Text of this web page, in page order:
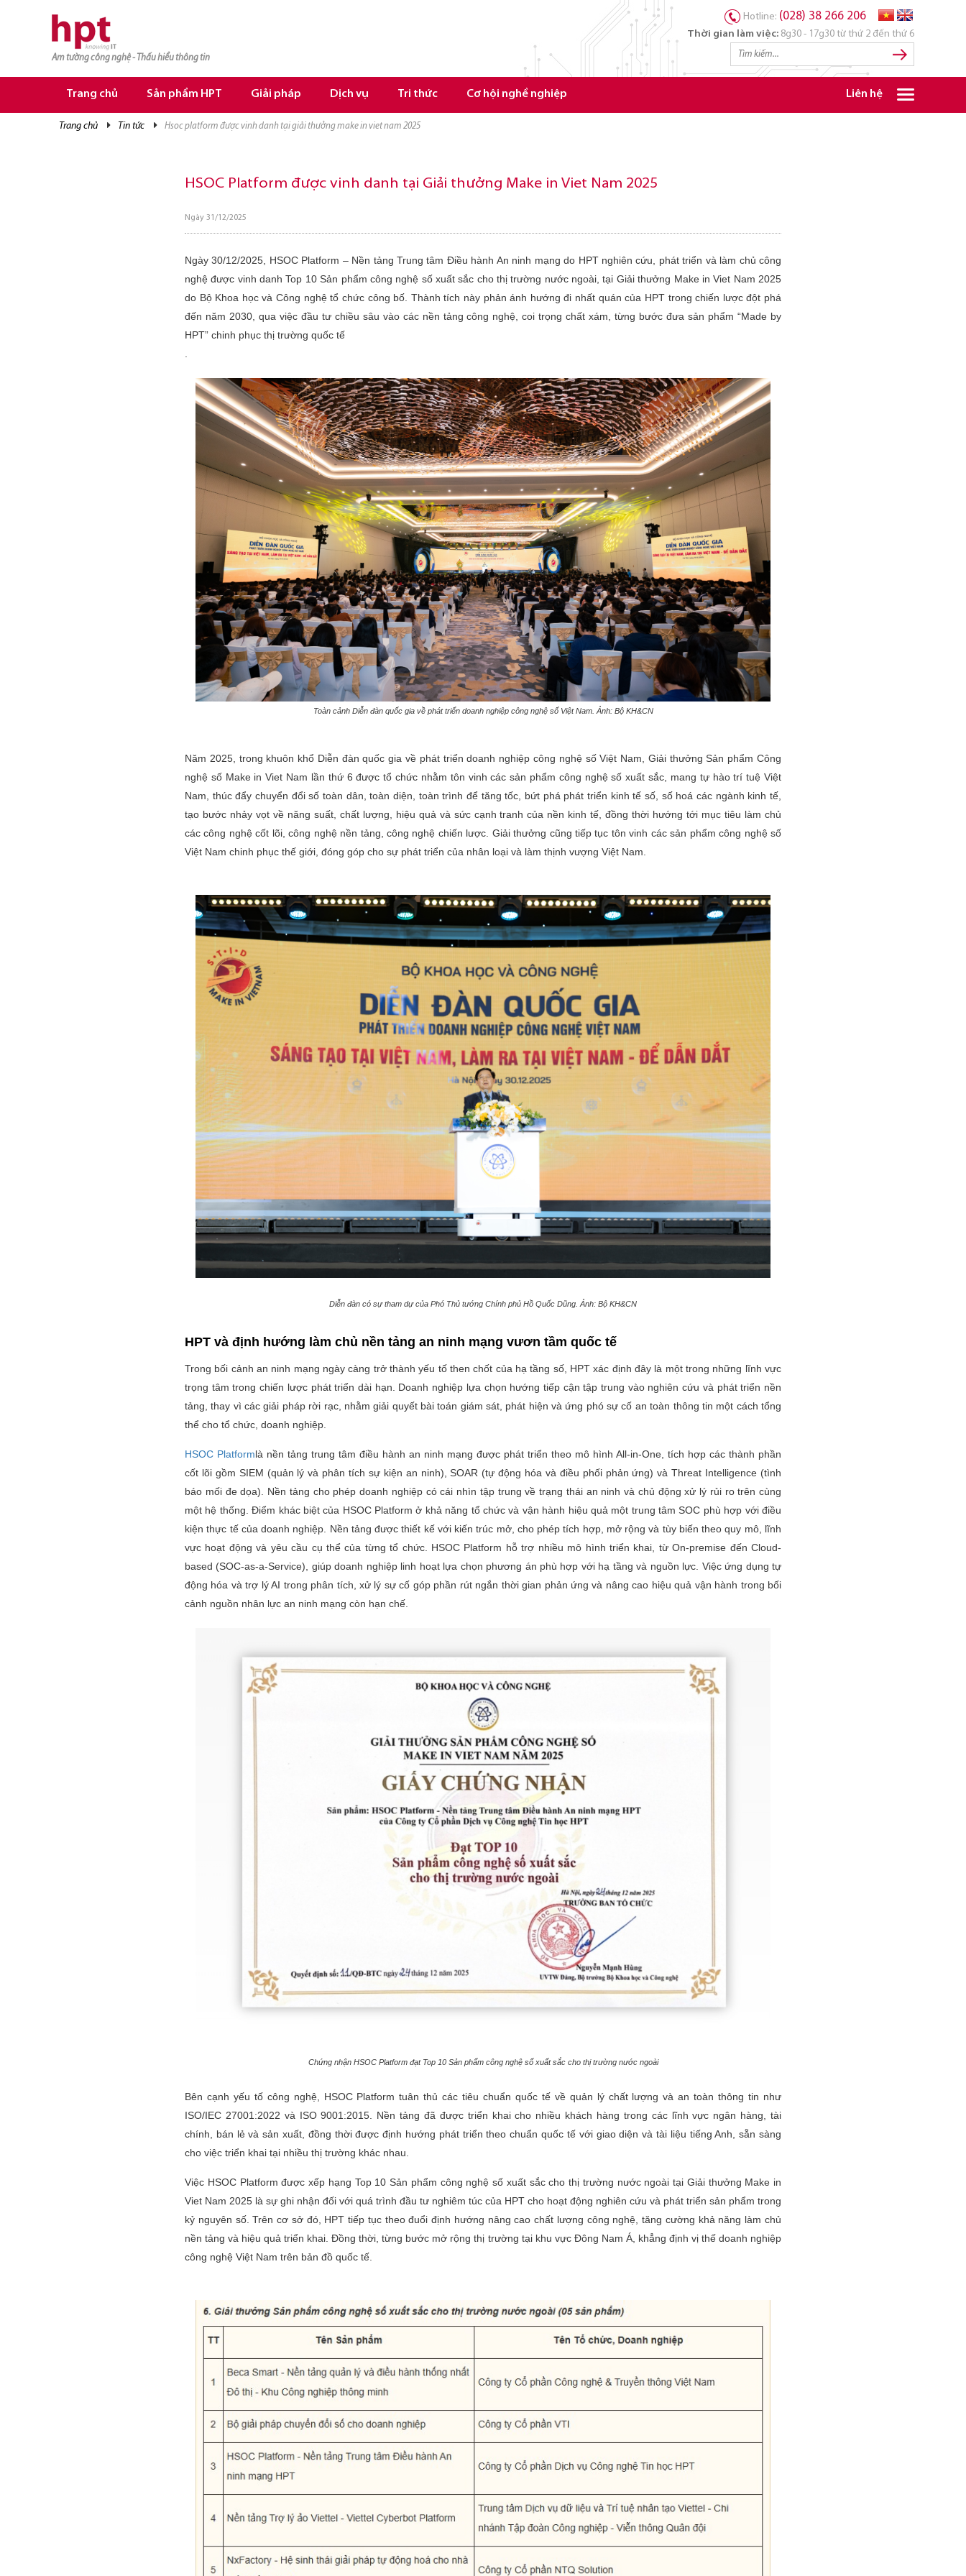
Am tường công nghệ - Thấu hiểu thông tin
Hotline: (028) 38 266 206
Thời gian làm việc: 8g30 - 17g30 từ thứ 2 đến thứ 6
Trang chủ Sản phẩm HPT Giải pháp Dịch vụ Tri thức Cơ hội nghề nghiệp Liên hệ
trang chủ tin tức hsoc platform được vinh danh tại giải thưởng make in viet nam 2025
HSOC Platform được vinh danh tại Giải thưởng Make in Viet Nam 2025
Ngày 31/12/2025
Ngày 30/12/2025, HSOC Platform – Nền tảng Trung tâm Điều hành An ninh mạng do HPT nghiên cứu, phát triển và làm chủ công
nghệ được vinh danh Top 10 Sản phẩm công nghệ số xuất sắc cho thị trường nước ngoài, tại Giải thưởng Make in Viet Nam 2025
do Bộ Khoa học và Công nghệ tổ chức công bố. Thành tích này phản ánh hướng đi nhất quán của HPT trong chiến lược đột phá
đến năm 2030, qua việc đầu tư chiều sâu vào các nền tảng công nghệ, coi trọng chất xám, từng bước đưa sản phẩm “Made by
HPT” chinh phục thị trường quốc tế
Toàn cảnh Diễn đàn quốc gia về phát triển doanh nghiệp công nghệ số Việt Nam. Ảnh: Bộ KH&CN
Năm 2025, trong khuôn khổ Diễn đàn quốc gia về phát triển doanh nghiệp công nghệ số Việt Nam, Giải thưởng Sản phẩm Công
nghệ số Make in Viet Nam lần thứ 6 được tổ chức nhằm tôn vinh các sản phẩm công nghệ số xuất sắc, mang tự hào trí tuệ Việt
Nam, thúc đẩy chuyển đổi số toàn dân, toàn diện, toàn trình để tăng tốc, bứt phá phát triển kinh tế số, số hoá các ngành kinh tế,
tạo bước nhảy vọt về năng suất, chất lượng, hiệu quả và sức cạnh tranh của nền kinh tế, đồng thời hướng tới mục tiêu làm chủ
các công nghệ cốt lõi, công nghệ nền tảng, công nghệ chiến lược. Giải thưởng cũng tiếp tục tôn vinh các sản phẩm công nghệ số
Việt Nam chinh phục thế giới, đóng góp cho sự phát triển của nhân loại và làm thịnh vượng Việt Nam.
Diễn đàn có sự tham dự của Phó Thủ tướng Chính phủ Hồ Quốc Dũng. Ảnh: Bộ KH&CN
HPT và định hướng làm chủ nền tảng an ninh mạng vươn tầm quốc tế
Trong bối cảnh an ninh mạng ngày càng trở thành yếu tố then chốt của hạ tầng số, HPT xác định đây là một trong những lĩnh vực
trọng tâm trong chiến lược phát triển dài hạn. Doanh nghiệp lựa chọn hướng tiếp cận tập trung vào nghiên cứu và phát triển nền
tảng, thay vì các giải pháp rời rạc, nhằm giải quyết bài toán giám sát, phát hiện và ứng phó sự cố an toàn thông tin một cách tổng
thể cho tổ chức, doanh nghiệp.
HSOC Platformlà nền tảng trung tâm điều hành an ninh mạng được phát triển theo mô hình All-in-One, tích hợp các thành phần
cốt lõi gồm SIEM (quản lý và phân tích sự kiện an ninh), SOAR (tự động hóa và điều phối phản ứng) và Threat Intelligence (tình
báo mối đe dọa). Nền tảng cho phép doanh nghiệp có cái nhìn tập trung về trạng thái an ninh và chủ động xử lý rủi ro trên cùng
một hệ thống. Điểm khác biệt của HSOC Platform ở khả năng tổ chức và vận hành hiệu quả một trung tâm SOC phù hợp với điều
kiện thực tế của doanh nghiệp. Nền tảng được thiết kế với kiến trúc mở, cho phép tích hợp, mở rộng và tùy biến theo quy mô, lĩnh
vực hoạt động và yêu cầu cụ thể của từng tổ chức. HSOC Platform hỗ trợ nhiều mô hình triển khai, từ On-premise đến Cloud-
based (SOC-as-a-Service), giúp doanh nghiệp linh hoạt lựa chọn phương án phù hợp với hạ tầng và nguồn lực. Việc ứng dụng tự
động hóa và trợ lý AI trong phân tích, xử lý sự cố góp phần rút ngắn thời gian phản ứng và nâng cao hiệu quả vận hành trong bối
cảnh nguồn nhân lực an ninh mạng còn hạn chế.
Chứng nhận HSOC Platform đạt Top 10 Sản phẩm công nghệ số xuất sắc cho thị trường nước ngoài
Bên cạnh yếu tố công nghệ, HSOC Platform tuân thủ các tiêu chuẩn quốc tế về quản lý chất lượng và an toàn thông tin như
ISO/IEC 27001:2022 và ISO 9001:2015. Nền tảng đã được triển khai cho nhiều khách hàng trong các lĩnh vực ngân hàng, tài
chính, bán lẻ và sản xuất, đồng thời được định hướng phát triển theo chuẩn quốc tế với giao diện và tài liệu tiếng Anh, sẵn sàng
cho việc triển khai tại nhiều thị trường khác nhau.
Việc HSOC Platform được xếp hạng Top 10 Sản phẩm công nghệ số xuất sắc cho thị trường nước ngoài tại Giải thưởng Make in
Viet Nam 2025 là sự ghi nhận đối với quá trình đầu tư nghiêm túc của HPT cho hoạt động nghiên cứu và phát triển sản phẩm trong
kỷ nguyên số. Trên cơ sở đó, HPT tiếp tục theo đuổi định hướng nâng cao chất lượng công nghệ, tăng cường khả năng làm chủ
nền tảng và hiệu quả triển khai. Đồng thời, từng bước mở rộng thị trường tại khu vực Đông Nam Á, khẳng định vị thế doanh nghiệp
công nghệ Việt Nam trên bản đồ quốc tế.
TRANG CHỦ
TRANG CHỦ